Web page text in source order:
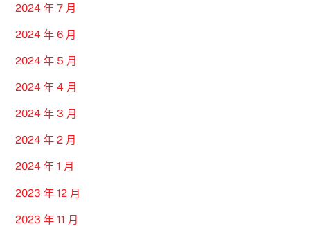
2024 年 7 月
2024 年 6 月
2024 年 5 月
2024 年 4 月
2024 年 3 月
2024 年 2 月
2024 年 1 月
2023 年 12 月
2023 年 11 月